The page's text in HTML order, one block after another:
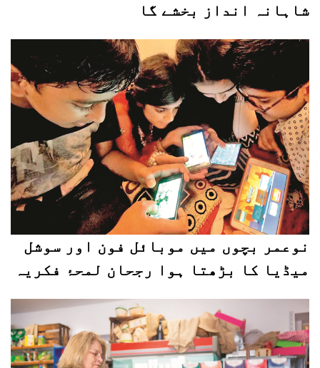
شاہانہ انداز بخشے گا
نوعمر بچوں میں موبائل فون اور سوشل
میڈیا کا بڑھتا ہوا رجحان لمحۂ فکریہ